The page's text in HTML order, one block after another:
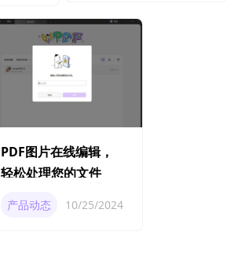
PDF图片在线编辑，
轻松处理您的文件
产品动态 10/25/2024